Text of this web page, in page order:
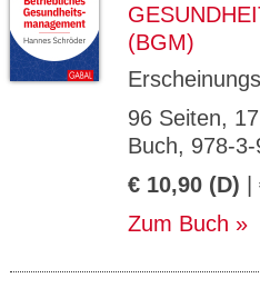
(BGM)
96 Seiten,
Buch, 978-
€ 10,90 (D)
Zum Buch